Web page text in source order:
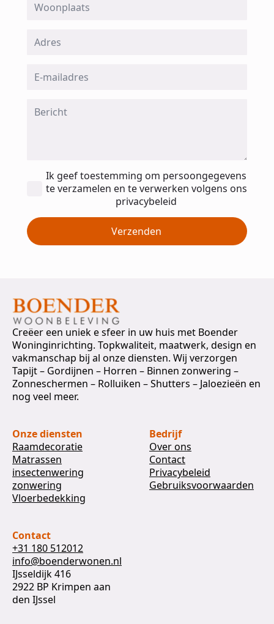
Toestemming
Ik geef toestemming om persoongegevens
te verzamelen en te verwerken volgens ons
privacybeleid
Verzenden
Creëer een uniek e sfeer in uw huis met Boender
Woninginrichting. Topkwaliteit, maatwerk, design en
vakmanschap bij al onze diensten. Wij verzorgen
Tapijt – Gordijnen – Horren – Binnen zonwering –
Zonneschermen – Rolluiken – Shutters – Jaloezieën en
nog veel meer.
Onze diensten
Raamdecoratie
Matrassen
insectenwering
zonwering
Vloerbedekking
Bedrijf
Over ons
Contact
Privacybeleid
Gebruiksvoorwaarden
Contact
+31 180 512012
info@boenderwonen.nl
IJsseldijk 416
2922 BP Krimpen aan
den IJssel